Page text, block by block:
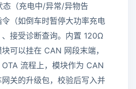
态（充电中/异常/异物告
（如倒车时暂停大功率充电
接受诊断查询。内置 120Ω
可以挂在 CAN 网段末端，
流程上，模块作为 CAN
关的升级包，校验后写入并